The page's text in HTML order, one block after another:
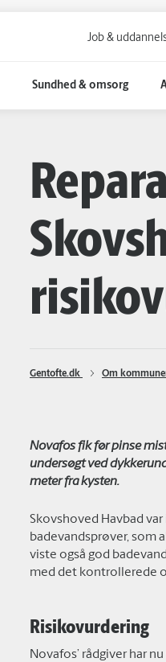
Job &
Sundhed & omsorg
Gentofte.dk Om
Novafos fik før pinse
undersøgt ved
meter fra kysten.
Skovshoved Havbad
badevandsprøver, som
viste også god
med det kontrollerede
Risikovurdering
Novafos’ rådgiver har